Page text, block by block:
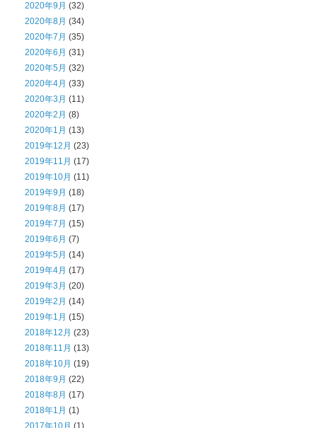
2020年9月 (32)
2020年8月 (34)
2020年7月 (35)
2020年6月 (31)
2020年5月 (32)
2020年4月 (33)
2020年3月 (11)
2020年2月 (8)
2020年1月 (13)
2019年12月 (23)
2019年11月 (17)
2019年10月 (11)
2019年9月 (18)
2019年8月 (17)
2019年7月 (15)
2019年6月 (7)
2019年5月 (14)
2019年4月 (17)
2019年3月 (20)
2019年2月 (14)
2019年1月 (15)
2018年12月 (23)
2018年11月 (13)
2018年10月 (19)
2018年9月 (22)
2018年8月 (17)
2018年1月 (1)